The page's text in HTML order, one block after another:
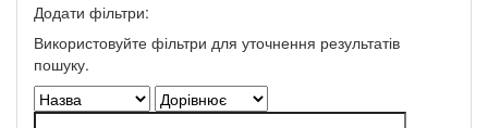
Додати фільтри:
Використовуйте фільтри для уточнення результатів
пошуку.